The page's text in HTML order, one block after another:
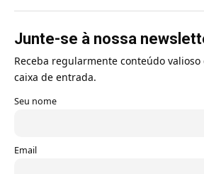
Junte-se à nossa
Receba regularmente conteúdo
caixa de entrada.
Seu nome
Email